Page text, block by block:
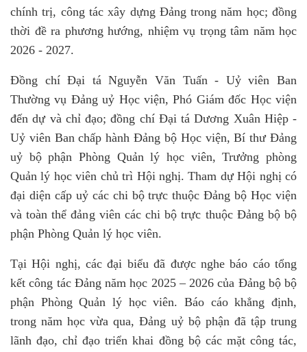
chính trị, công tác xây dựng Đảng trong năm học; đồng
thời đề ra phương hướng, nhiệm vụ trọng tâm năm học
2026 - 2027.
Đồng chí Đại tá Nguyễn Văn Tuấn - Uỷ viên Ban
Thường vụ Đảng uỷ Học viện, Phó Giám đốc Học viện
đến dự và chỉ đạo; đồng chí Đại tá Dương Xuân Hiệp -
Uỷ viên Ban chấp hành Đảng bộ Học viện, Bí thư Đảng
uỷ bộ phận Phòng Quản lý học viên, Trưởng phòng
Quản lý học viên chủ trì Hội nghị. Tham dự Hội nghị có
đại diện cấp uỷ các chi bộ trực thuộc Đảng bộ Học viện
và toàn thể đảng viên các chi bộ trực thuộc Đảng bộ bộ
phận Phòng Quản lý học viên.
Tại Hội nghị, các đại biểu đã được nghe báo cáo tổng
kết công tác Đảng năm học 2025 – 2026 của Đảng bộ bộ
phận Phòng Quản lý học viên. Báo cáo khẳng định,
trong năm học vừa qua, Đảng uỷ bộ phận đã tập trung
lãnh đạo, chỉ đạo triển khai đồng bộ các mặt công tác,